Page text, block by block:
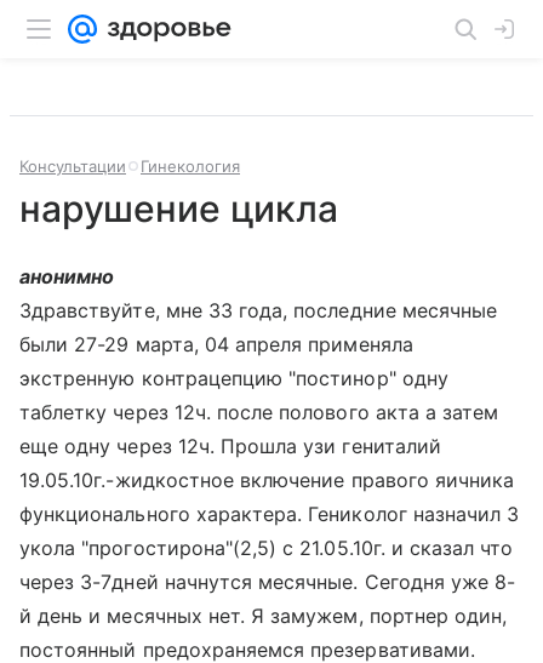
Консультации Гинекология
нарушение цикла
анонимно
Здравствуйте, мне 33 года, последние месячные
были 27-29 марта, 04 апреля применяла
экстренную контрацепцию "постинор" одну
таблетку через 12ч. после полового акта а затем
еще одну через 12ч. Прошла узи гениталий
19.05.10г.-жидкостное включение правого яичника
функционального характера. Гениколог назначил 3
укола "прогостирона"(2,5) с 21.05.10г. и сказал что
через 3-7дней начнутся месячные. Сегодня уже 8-
й день и месячных нет. Я замужем, портнер один,
постоянный предохраняемся презервативами.